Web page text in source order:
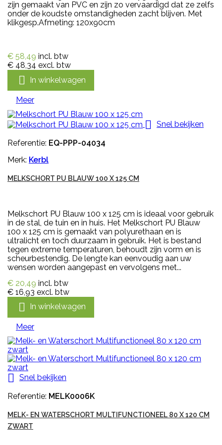
zijn gemaakt van PVC en zijn zo vervaardigd dat ze zelfs
onder de koudste omstandigheden zacht blijven. Met
klikgesp.Afmeting: 120x90cm
€ 58,49 incl. btw
€ 48,34 excl. btw
 In winkelwagen
Meer

Snel bekijken
Referentie: EQ-PPP-04034
Merk: Kerbl
MELKSCHORT PU BLAUW 100 X 125 CM
Melkschort PU Blauw 100 x 125 cm is ideaal voor gebruik
in de stal, de tuin en in huis. Het Melkschort PU Blauw
100 x 125 cm is gemaakt van polyurethaan en is
ultralicht en toch duurzaam in gebruik. Het is bestand
tegen extreme temperaturen, behoudt zijn vorm en is
scheurbestendig. De lengte kan eenvoudig aan uw
wensen worden aangepast en vervolgens met...
€ 20,49 incl. btw
€ 16,93 excl. btw
 In winkelwagen
Meer

Snel bekijken
Referentie: MELK0006K
MELK- EN WATERSCHORT MULTIFUNCTIONEEL 80 X 120 CM
ZWART